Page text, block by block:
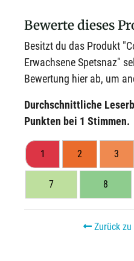
Bewerte dieses
Besitzt du das Produkt
Erwachsene Spetsnaz"
Bewertung hier ab, um
Durchschnittliche
Punkten bei 1 Stimmen.
1 2 3
7 8
Zurück zu